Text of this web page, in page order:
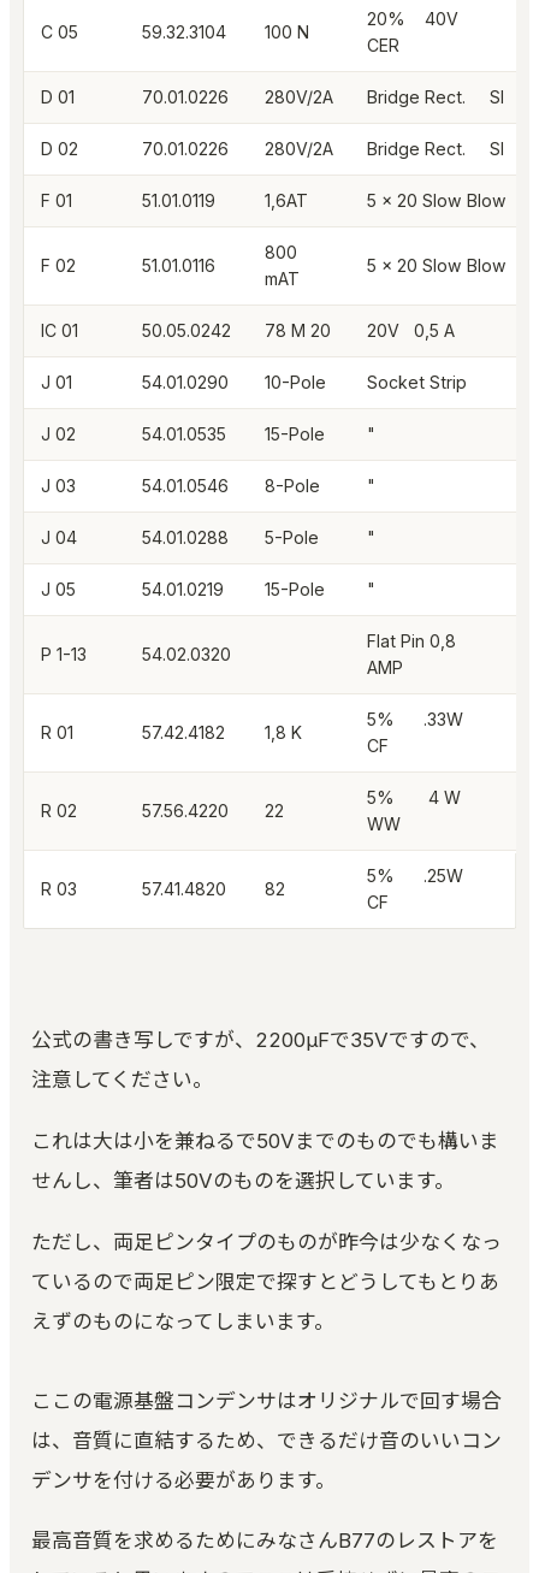
C 05 59.32.3104 100 N
20% 40V
CER
D 01 70.01.0226 280V/2A Bridge Rect. SI
D 02 70.01.0226 280V/2A Bridge Rect. SI
F 01 51.01.0119 1,6AT 5 x 20 Slow Blow
F 02 51.01.0116
800
mAT
5 x 20 Slow Blow
IC 01 50.05.0242 78 M 20 20V 0,5 A
J 01 54.01.0290 10-Pole Socket Strip
J 02 54.01.0535 15-Pole "
J 03 54.01.0546 8-Pole "
J 04 54.01.0288 5-Pole "
J 05 54.01.0219 15-Pole "
P 1-13 54.02.0320
Flat Pin 0,8
AMP
R 01 57.42.4182 1,8 K
5% .33W
CF
R 02 57.56.4220 22
5% 4 W
WW
R 03 57.41.4820 82
5% .25W
CF
公式の書き写しですが、2200μFで35Vですので、
注意してください。
これは大は小を兼ねるで50Vまでのものでも構いま
せんし、筆者は50Vのものを選択しています。
ただし、両足ピンタイプのものが昨今は少なくなっ
ているので両足ピン限定で探すとどうしてもとりあ
えずのものになってしまいます。
ここの電源基盤コンデンサはオリジナルで回す場合
は、音質に直結するため、できるだけ音のいいコン
デンサを付ける必要があります。
最高音質を求めるためにみなさんB77のレストアを